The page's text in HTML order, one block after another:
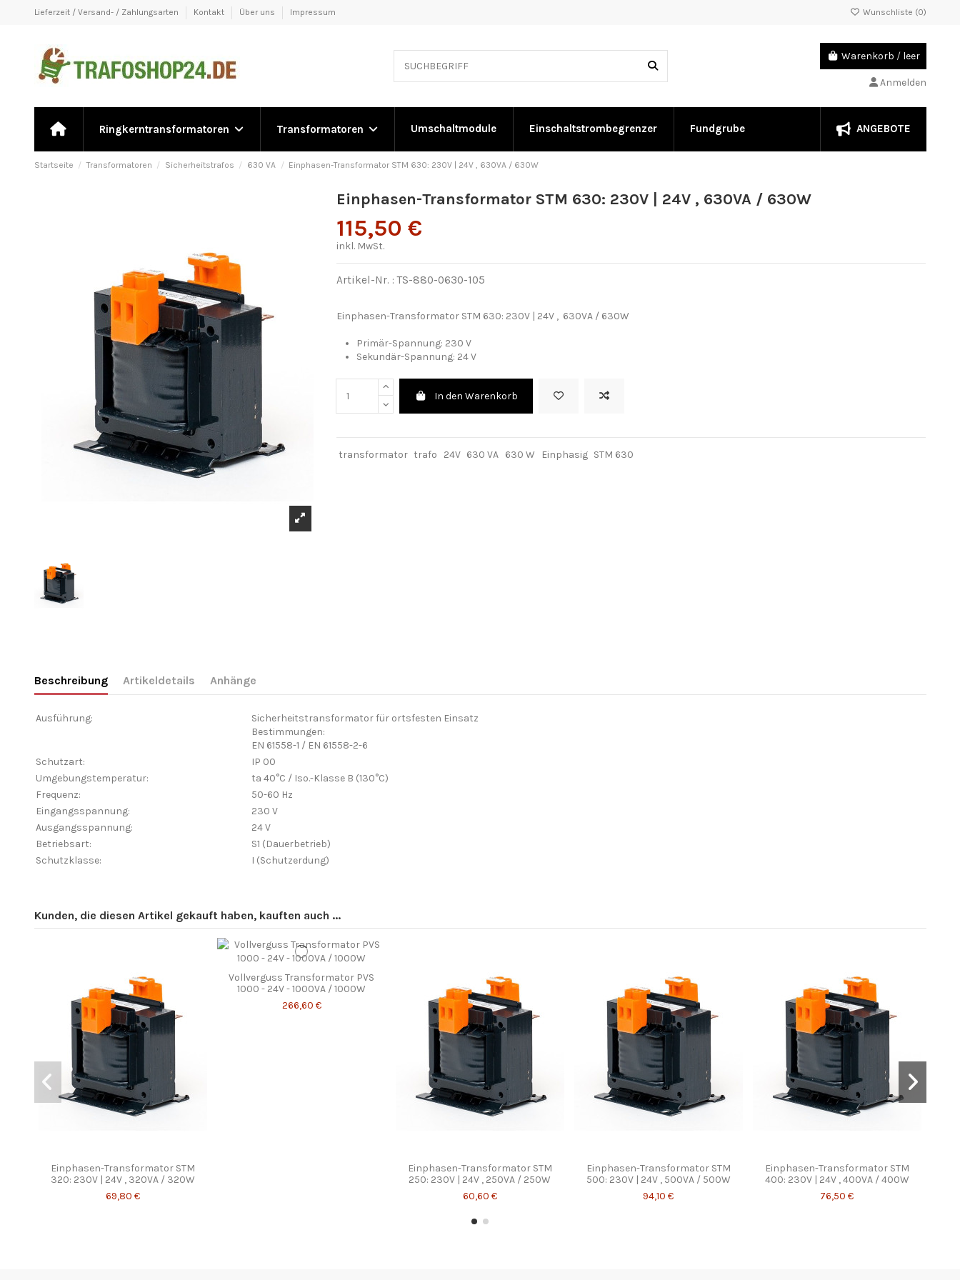
Lieferzeit / Versand- / Zahlungsarten Kontakt Über uns Impressum Wunschliste (0)
Warenkorb / leer
Anmelden
Ringkerntransformatoren Transformatoren Umschaltmodule Einschaltstrombegrenzer Fundgrube ANGEBOTE
Startseite Transformatoren Sicherheitstrafos 630 VA Einphasen-Transformator STM 630: 230V | 24V , 630VA / 630W
Einphasen-Transformator STM 630: 230V | 24V , 630VA / 630W
115,50 €
inkl. MwSt.
Artikel-Nr. : TS-880-0630-105
Einphasen-Transformator STM 630: 230V | 24V , 630VA / 630W
Primär-Spannung: 230 V
Sekundär-Spannung: 24 V
In den Warenkorb
transformator trafo 24V 630 VA 630 W Einphasig STM 630
Beschreibung Artikeldetails Anhänge
Ausführung:
Sicherheitstransformator für ortsfesten Einsatz
Bestimmungen:
EN 61558-1 / EN 61558-2-6
Schutzart:
IP 00
Umgebungstemperatur:
ta 40°C / Iso.-Klasse B (130°C)
Frequenz:
50-60 Hz
Eingangsspannung:
230 V
Ausgangsspannung:
24 V
Betriebsart:
S1 (Dauerbetrieb)
Schutzklasse:
I (Schutzerdung)
Kunden, die diesen Artikel gekauft haben, kauften auch ...
Einphasen-Transformator STM
320: 230V | 24V , 320VA / 320W
69,80 €
Vollverguss Transformator PVS
1000 - 24V - 1000VA / 1000W
266,60 €
Einphasen-Transformator STM
250: 230V | 24V , 250VA / 250W
60,60 €
Einphasen-Transformator STM
500: 230V | 24V , 500VA / 500W
94,10 €
Einphasen-Transformator STM
400: 230V | 24V , 400VA / 400W
76,50 €